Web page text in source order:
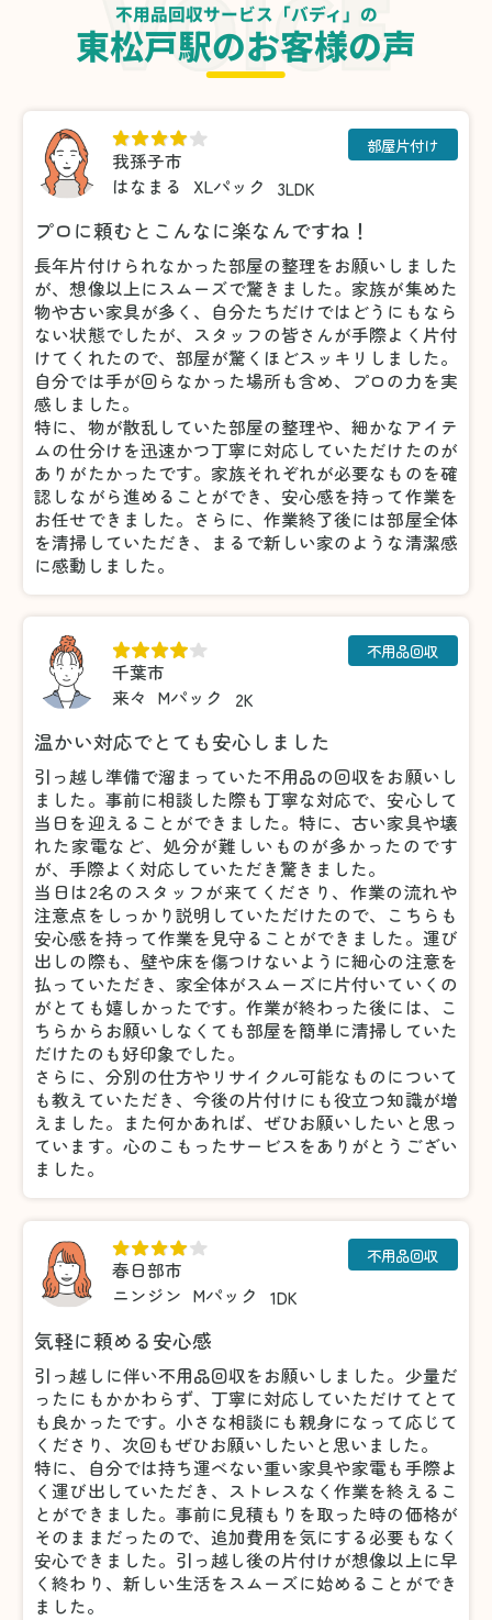
不用品回収サービス「バディ」の
東松戸駅のお客様の声
我孫子市
はなまる
XLパック 3LDK
部屋片付け
プロに頼むとこんなに楽なんですね！
長年片付けられなかった部屋の整理をお願いしました
が、想像以上にスムーズで驚きました。家族が集めた
物や古い家具が多く、自分たちだけではどうにもなら
ない状態でしたが、スタッフの皆さんが手際よく片付
けてくれたので、部屋が驚くほどスッキリしました。
自分では手が回らなかった場所も含め、プロの力を実
感しました。
特に、物が散乱していた部屋の整理や、細かなアイテ
ムの仕分けを迅速かつ丁寧に対応していただけたのが
ありがたかったです。家族それぞれが必要なものを確
認しながら進めることができ、安心感を持って作業を
お任せできました。さらに、作業終了後には部屋全体
を清掃していただき、まるで新しい家のような清潔感
に感動しました。
千葉市
来々 Mパック 2K
不用品回収
温かい対応でとても安心しました
引っ越し準備で溜まっていた不用品の回収をお願いし
ました。事前に相談した際も丁寧な対応で、安心して
当日を迎えることができました。特に、古い家具や壊
れた家電など、処分が難しいものが多かったのです
が、手際よく対応していただき驚きました。
当日は2名のスタッフが来てくださり、作業の流れや
注意点をしっかり説明していただけたので、こちらも
安心感を持って作業を見守ることができました。運び
出しの際も、壁や床を傷つけないように細心の注意を
払っていただき、家全体がスムーズに片付いていくの
がとても嬉しかったです。作業が終わった後には、こ
ちらからお願いしなくても部屋を簡単に清掃していた
だけたのも好印象でした。
さらに、分別の仕方やリサイクル可能なものについて
も教えていただき、今後の片付けにも役立つ知識が増
えました。また何かあれば、ぜひお願いしたいと思っ
ています。心のこもったサービスをありがとうござい
ました。
春日部市
ニンジン Mパック 1DK
不用品回収
気軽に頼める安心感
引っ越しに伴い不用品回収をお願いしました。少量だ
ったにもかかわらず、丁寧に対応していただけてとて
も良かったです。小さな相談にも親身になって応じて
くださり、次回もぜひお願いしたいと思いました。
特に、自分では持ち運べない重い家具や家電も手際よ
く運び出していただき、ストレスなく作業を終えるこ
とができました。事前に見積もりを取った時の価格が
そのままだったので、追加費用を気にする必要もなく
安心できました。引っ越し後の片付けが想像以上に早
く終わり、新しい生活をスムーズに始めることができ
ました。